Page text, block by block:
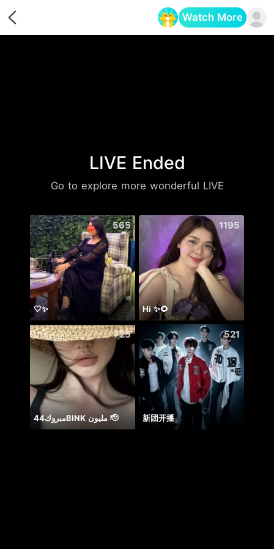
Watch More
LIVE Ended
Go to explore more wonderful LIVE
565
🤍✨
1195
Hi ✨🌻
725
مبروك44BlNK مليون 🫡
521
新团开播